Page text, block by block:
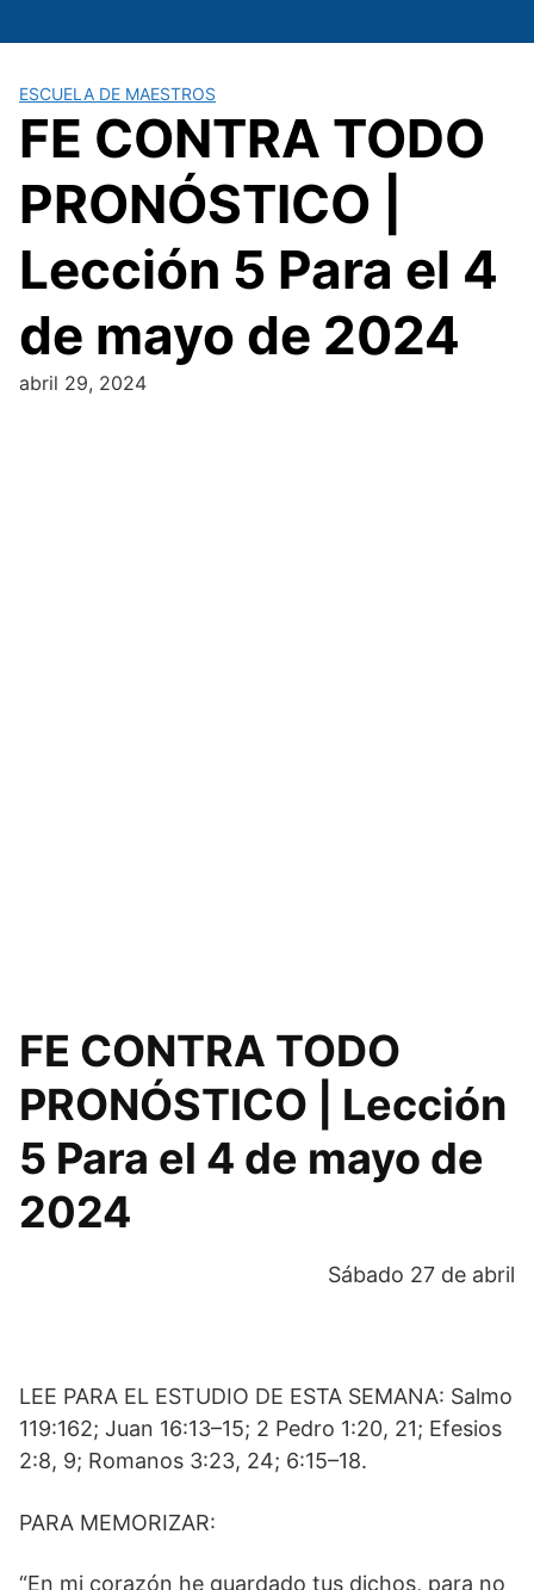
al
ESCUELA DE MAESTROS
FE CONTRA TODO
PRONÓSTICO |
Lección 5 Para el 4
de mayo de 2024
abril 29, 2024
FE CONTRA TODO
PRONÓSTICO | Lección
5 Para el 4 de mayo de
2024
Sábado 27 de abril
LEE PARA EL ESTUDIO DE ESTA SEMANA: Salmo
119:162; Juan 16:13–15; 2 Pedro 1:20, 21; Efesios
2:8, 9; Romanos 3:23, 24; 6:15–18.
PARA MEMORIZAR:
“En mi corazón he guardado tus dichos, para no